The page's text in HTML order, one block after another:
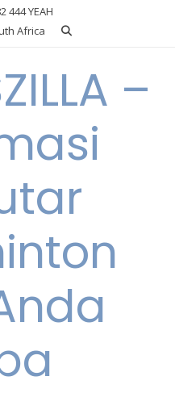
444 YEAH
Africa
–